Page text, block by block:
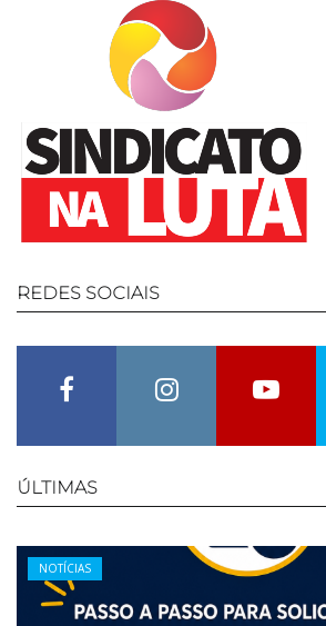
REDES SOCIAIS
Instagram Youtube
ÚLTIMAS
Categories
NOTÍCIAS